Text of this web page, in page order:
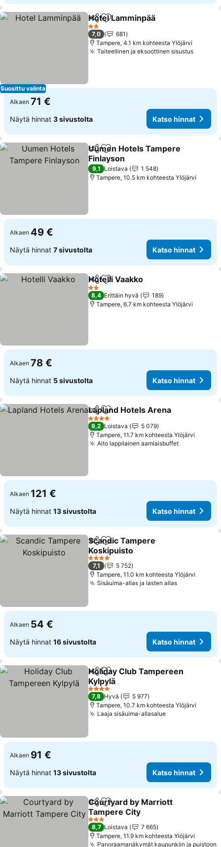
Suosittu valinta
Jaa Lisää suosikkeihin
Hotel Lamminpää
2 Tähtiluokitus
7,0
681
Tampere, 4.1 km kohteesta Ylöjärvi
Taiteellinen ja eksoottinen sisustusKatso
Alkaen 71 €
Näytä hinnat 3 sivustolta Katso hinnat
Jaa Lisää suosikkeihin
Uumen Hotels Tampere
Finlayson
Katso hinnat
9,1 Loistava
1 548
Tampere, 10.5 km kohteesta Ylöjärvi
Alkaen 49 €
Näytä hinnat 7 sivustolta Katso hinnat
Jaa Lisää suosikkeihin
Hotelli Vaakko
2 Tähtiluokitus
8,4 Erittäin hyvä
189
Tampere, 6.7 km kohteesta Ylöjärvi
Alkaen 78 €
Näytä hinnat 5 sivustolta Katso hinnat
Jaa Lisää suosikkeihin
Lapland Hotels Arena
4 Tähtiluokitus
9,2 Loistava
5 079
Tampere, 11.7 km kohteesta Ylöjärvi
Aito lappilainen aamiaisbuffetKatso
Alkaen 121 €
Näytä hinnat 13 sivustolta Katso hinnat
Jaa Lisää suosikkeihin
Scandic Tampere
Koskipuisto
Katso hinnat
4 Tähtiluokitus
7,1
5 752
Tampere, 11.0 km kohteesta Ylöjärvi
Sisäuima-allas ja lasten allasKatso
Alkaen 54 €
Näytä hinnat 16 sivustolta Katso hinnat
Jaa Lisää suosikkeihin
Holiday Club Tampereen
Kylpylä
Katso hinnat
4 Tähtiluokitus
7,8 Hyvä
5 977
Tampere, 10.7 km kohteesta Ylöjärvi
Laaja sisäuima-allasalueKatso hinnat
Alkaen 91 €
Näytä hinnat 13 sivustolta Katso hinnat
Jaa Lisää suosikkeihin
Courtyard by Marriott
Tampere City
Katso hinnat
3 Tähtiluokitus
8,7 Loistava
7 665
Tampere, 11.9 km kohteesta Ylöjärvi
Panoraamanäkymät kaupunkiin ja puistoon